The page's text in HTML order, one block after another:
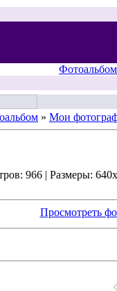
Фотоальбом
» Мои
966 | Размеры:
Просмотреть